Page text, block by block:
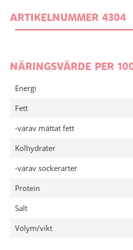
ARTIKELNUMMER 4304
NÄRINGSVÄRDE PER
Energi
Fett
-varav mättat fett
Kolhydrater
-varav sockerarter
Protein
Salt
Volym/vikt